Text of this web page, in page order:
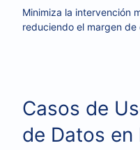
Minimiza la intervención
reduciendo el margen de
Casos de
de Datos en